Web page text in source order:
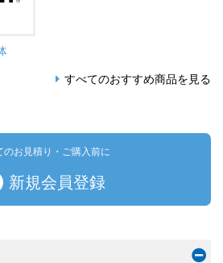
すべてのおすすめ商品を見る
のお見積り・ご購入前に
新規会員登録